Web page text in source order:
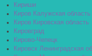
Кириши
Киров Калужская область
Киров Кировская область
Кировград
Кирово-Чепецк
Кировск Ленинградская